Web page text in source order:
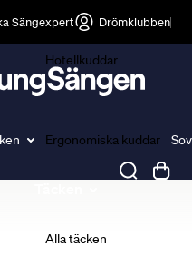
Sängexpert Drömklubben
Hotellkuddar
Ergonomiska kuddar
Alla täcken